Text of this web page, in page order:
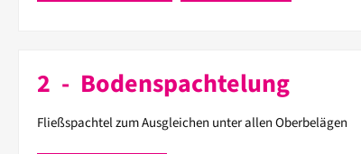
2 - Bodenspachtelung
Fließspachtel zum Ausgleichen unter allen Oberbelägen